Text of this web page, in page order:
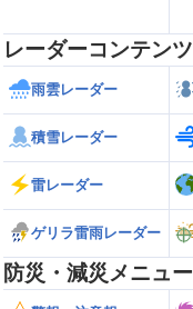
レーダーコンテンツ
雨雲レーダー
積雪レーダー
雷レーダー
ゲリラ雷雨レーダー
防災・減災メニュー